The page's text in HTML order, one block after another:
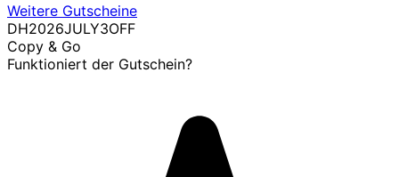
Weitere Gutscheine
DH2026JULY3OFF
Copy & Go
Funktioniert der Gutschein?